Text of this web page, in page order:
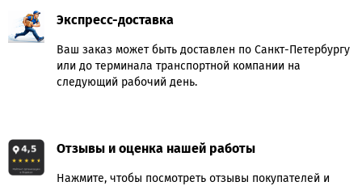
Экспресс-доставка
Ваш заказ может быть доставлен по Санкт-Петербургу
или до терминала транспортной компании на
следующий рабочий день.
Отзывы и оценка нашей работы
Нажмите, чтобы посмотреть отзывы покупателей и